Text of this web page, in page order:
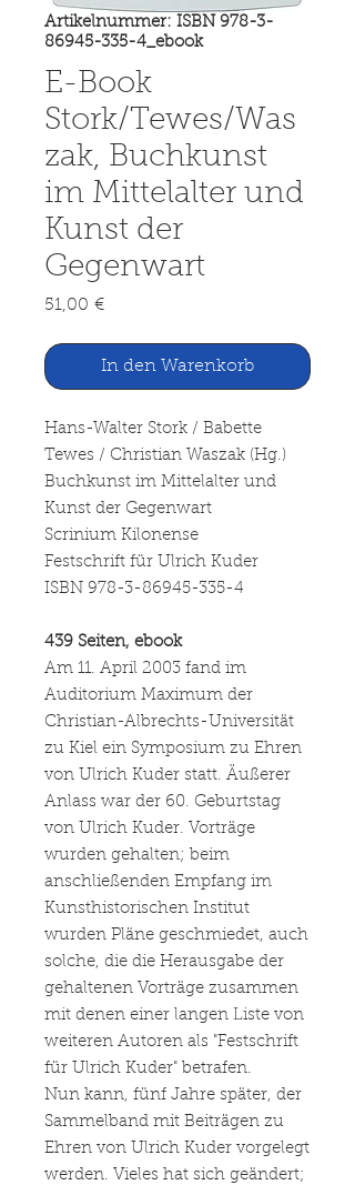
Artikelnummer: ISBN 978-3-
86945-335-4_ebook
E-Book
Stork/Tewes/Was
zak, Buchkunst
im Mittelalter und
Kunst der
Gegenwart
51,00 €Preis
In den Warenkorb
Hans-Walter Stork / Babette
Tewes / Christian Waszak (Hg.)
Buchkunst im Mittelalter und
Kunst der Gegenwart
Scrinium Kilonense
Festschrift für Ulrich Kuder
ISBN 978-3-86945-335-4
439 Seiten, ebook
Am 11. April 2003 fand im
Auditorium Maximum der
Christian-Albrechts-Universität
zu Kiel ein Symposium zu Ehren
von Ulrich Kuder statt. Äußerer
Anlass war der 60. Geburtstag
von Ulrich Kuder. Vorträge
wurden gehalten; beim
anschließenden Empfang im
Kunsthistorischen Institut
wurden Pläne geschmiedet, auch
solche, die die Herausgabe der
gehaltenen Vorträge zusammen
mit denen einer langen Liste von
weiteren Autoren als "Festschrift
für Ulrich Kuder" betrafen.
Nun kann, fünf Jahre später, der
Sammelband mit Beiträgen zu
Ehren von Ulrich Kuder vorgelegt
werden. Vieles hat sich geändert;